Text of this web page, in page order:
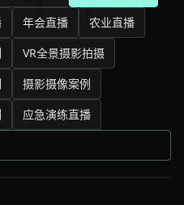
年会直播
农业直播
VR全景摄影拍摄
摄影摄像案例
应急演练直播